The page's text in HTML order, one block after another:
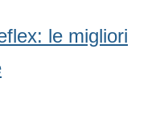
le migliori